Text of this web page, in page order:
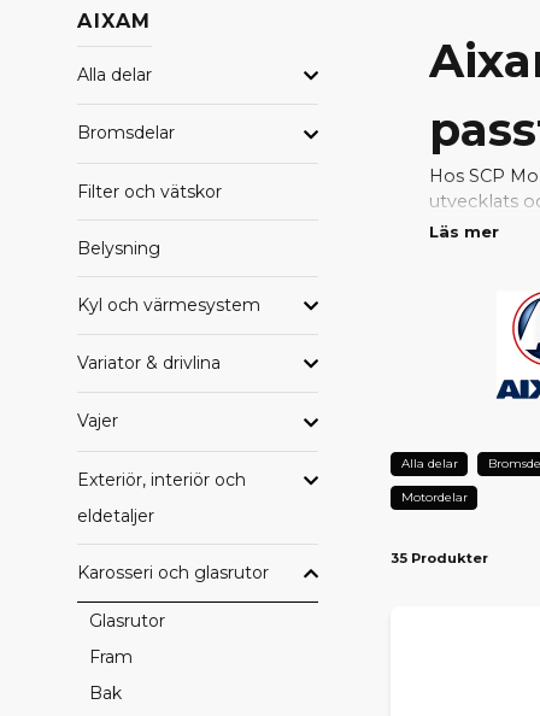
AIXAM
Alla delar
Bromsdelar
Filter och vätskor
Belysning
Kyl och värmesystem
Variator & drivlina
Vajer
Exteriör, interiör och
eldetaljer
Karosseri och glasrutor
Glasrutor
Fram
Bak
Hos SCP
utvecklats
passform,
problemfri.
Bevarad
Lång
Läs mer
Alla delar
Motordelar
35 Produkter